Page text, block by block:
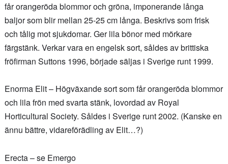
får orangeröda blommor och gröna, imponerande långa
baljor som blir mellan 25-25 cm långa. Beskrivs som frisk
och tålig mot sjukdomar. Ger lila bönor med mörkare
färgstänk. Verkar vara en engelsk sort, såldes av brittiska
fröfirman Suttons 1996, började säljas i Sverige runt 1999.
Enorma Elit – Högväxande sort som får orangeröda blommor
och lila frön med svarta stänk, lovordad av Royal
Horticultural Society. Såldes i Sverige runt 2002. (Kanske en
ännu bättre, vidareförädling av Elit…?)
Erecta – se Emergo